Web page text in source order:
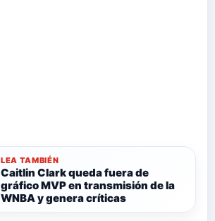
LEA TAMBIÉN
Caitlin Clark queda fuera de
gráfico MVP en transmisión de la
WNBA y genera críticas